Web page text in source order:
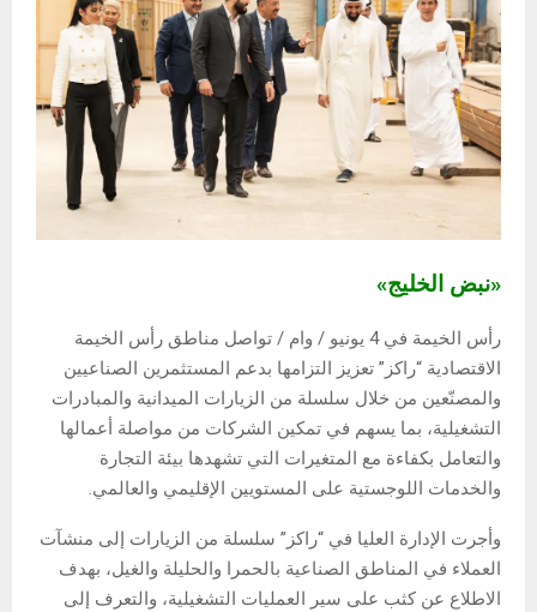
«نبض الخليج»
رأس الخيمة في 4 يونيو / وام / تواصل مناطق رأس الخيمة
الاقتصادية “راكز” تعزيز التزامها بدعم المستثمرين الصناعيين
والمصنّعين من خلال سلسلة من الزيارات الميدانية والمبادرات
التشغيلية، بما يسهم في تمكين الشركات من مواصلة أعمالها
والتعامل بكفاءة مع المتغيرات التي تشهدها بيئة التجارة
والخدمات اللوجستية على المستويين الإقليمي والعالمي.
وأجرت الإدارة العليا في “راكز” سلسلة من الزيارات إلى منشآت
العملاء في المناطق الصناعية بالحمرا والحليلة والغيل، بهدف
الاطلاع عن كثب على سير العمليات التشغيلية، والتعرف إلى